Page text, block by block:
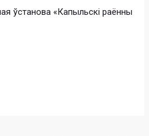
ўстанова «Капыльскі раённы